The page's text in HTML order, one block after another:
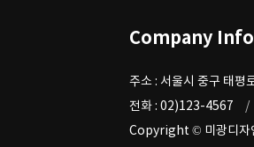
Company Info
주소 : 서울시 중구 태평
전화 : 02)123-4567
Copyright © 미광디